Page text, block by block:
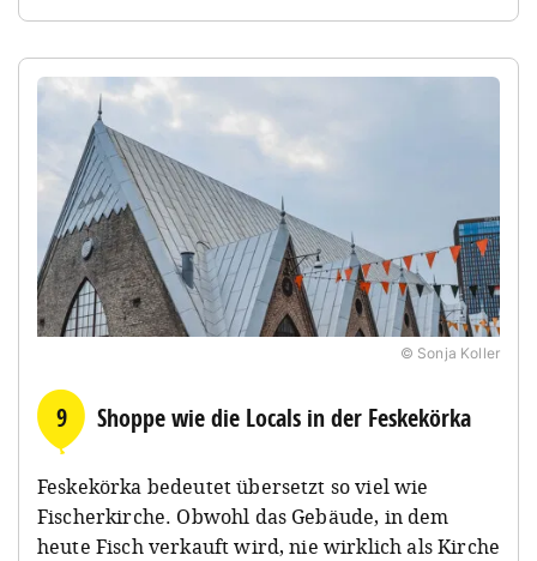
© Sonja Koller
9 Shoppe wie die Locals in der Feskekörka
Feskekörka bedeutet übersetzt so viel wie
Fischerkirche. Obwohl das Gebäude, in dem
heute Fisch verkauft wird, nie wirklich als Kirche